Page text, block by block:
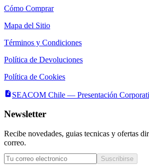
Cómo Comprar
Mapa del Sitio
Términos y Condiciones
Política de Devoluciones
Política de Cookies
SEACOM Chile — Presentación
Newsletter
Recibe novedades, guias tecnicas y ofertas
correo.
Suscribirse